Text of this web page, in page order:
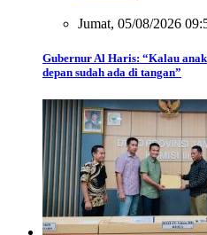
Jumat, 05/08/2026
Gubernur Al Haris: “Kalau
depan sudah ada di tangan”